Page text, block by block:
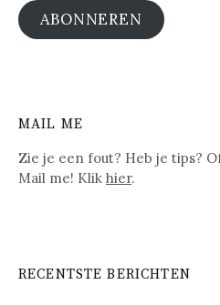
ABONNEREN
MAIL ME
Zie je een fout? Heb je tips?
Mail me! Klik hier.
RECENTSTE BERICHTEN